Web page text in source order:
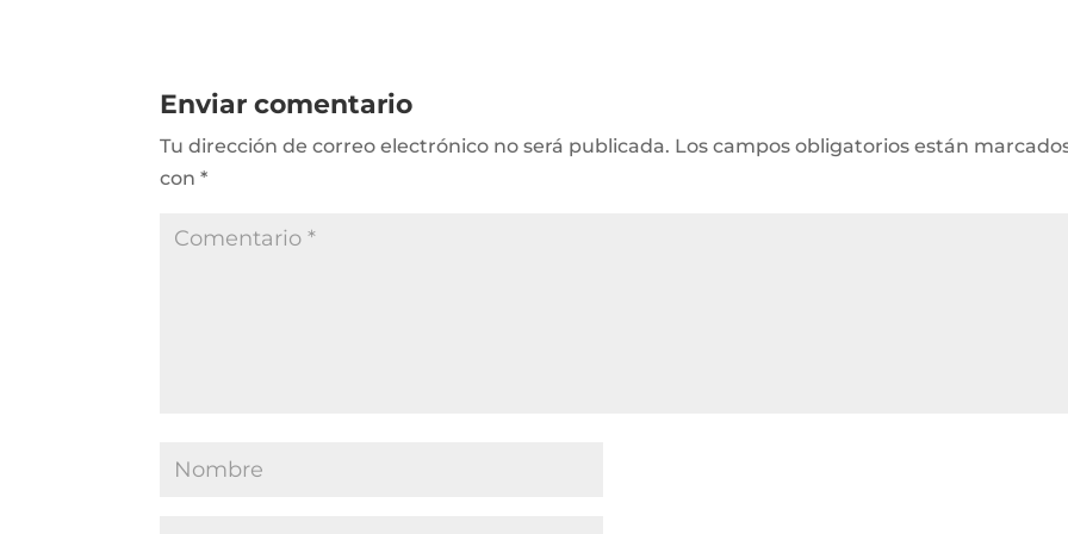
Enviar comentario
Tu dirección de correo electrónico no será publicada. Los campos obligatorios están
con*